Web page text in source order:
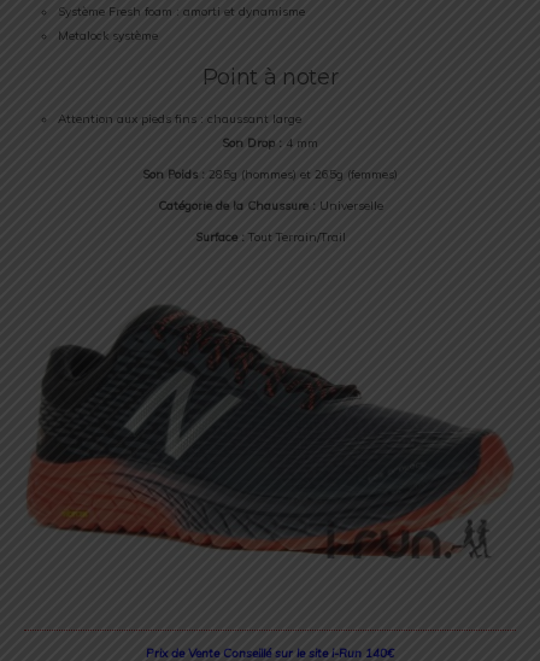
Système Fresh foam : amorti et dynamisme
Metalock système
Point à noter
Attention aux pieds fins : chaussant large
Son Drop : 4 mm
Son Poids : 285g (hommes) et 265g (femmes)
Catégorie de la Chaussure : Universelle
Surface : Tout Terrain/Trail
Prix de Vente Conseillé sur le site i-Run 140€